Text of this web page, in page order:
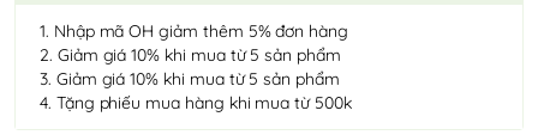
1. Nhập mã OH giảm thêm 5% đơn hàng
2. Giảm giá 10% khi mua từ 5 sản phẩm
3. Giảm giá 10% khi mua từ 5 sản phẩm
4. Tặng phiếu mua hàng khi mua từ 500k